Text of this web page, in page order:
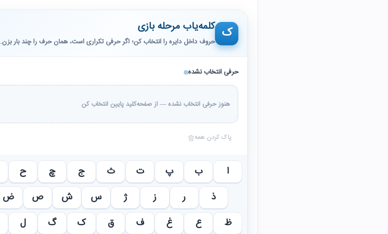
ک کلمه‌یاب مرحله بازی
حروف داخل دایره را انتخاب کن؛ اگر حرفی تکراری است، همان حرف را چند بار بزن.
حرفی انتخاب نشده
هنوز حرفی انتخاب نشده — از صفحه‌کلید پایین انتخاب کن
پاک کردن همه
ا ب پ ت ث ج چ ح
ذ
ر ز ژ س ش ص ض
ظ
ع غ ف ق ک گ ل